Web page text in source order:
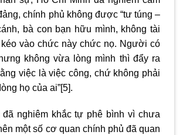
chính phủ không được “tư túng –
bà con bạn hữu mình, không tài
vào chức này chức nọ. Người có
không vừa lòng mình thì đẩy ra
việc là việc công, chứ không phải
họ của ai”[5].
nghiêm khắc tự phê bình vì chưa
một số cơ quan chính phủ đã quan